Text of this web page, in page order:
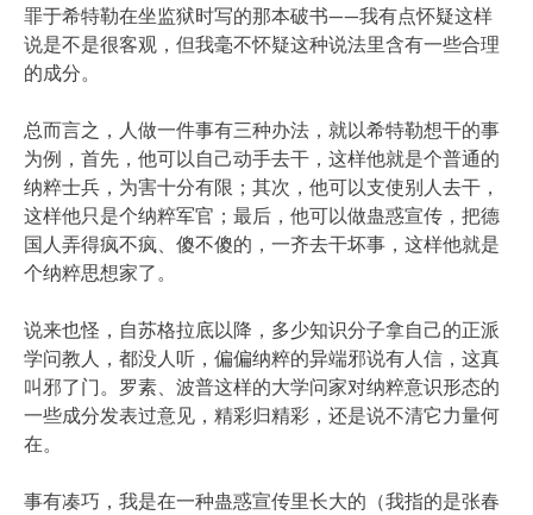
罪于希特勒在坐监狱时写的那本破书——我有点怀疑这样
说是不是很客观，但我毫不怀疑这种说法里含有一些合理
的成分。
总而言之，人做一件事有三种办法，就以希特勒想干的事
为例，首先，他可以自己动手去干，这样他就是个普通的
纳粹士兵，为害十分有限；其次，他可以支使别人去干，
这样他只是个纳粹军官；最后，他可以做蛊惑宣传，把德
国人弄得疯不疯、傻不傻的，一齐去干坏事，这样他就是
个纳粹思想家了。
说来也怪，自苏格拉底以降，多少知识分子拿自己的正派
学问教人，都没人听，偏偏纳粹的异端邪说有人信，这真
叫邪了门。罗素、波普这样的大学问家对纳粹意识形态的
一些成分发表过意见，精彩归精彩，还是说不清它力量何
在。
事有凑巧，我是在一种蛊惑宣传里长大的（我指的是张春